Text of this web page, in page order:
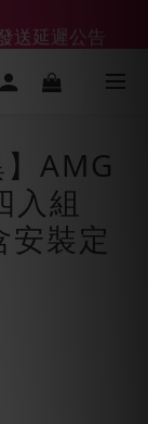
搭車金
送延遲公告
搭車金
】AMG
入組
裝定